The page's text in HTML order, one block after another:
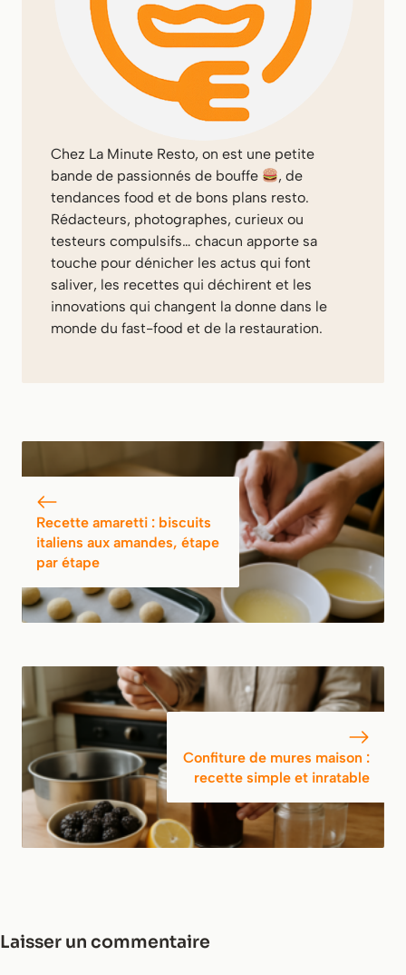
Chez La Minute Resto, on est une petite
bande de passionnés de bouffe
, de
tendances food et de bons plans resto.
Rédacteurs, photographes, curieux ou
testeurs compulsifs… chacun apporte sa
touche pour dénicher les actus qui font
saliver, les recettes qui déchirent et les
innovations qui changent la donne dans le
monde du fast-food et de la restauration.
Recette amaretti : biscuits
italiens aux amandes, étape
par étape
Confiture de mures maison :
recette simple et inratable
Laisser un commentaire